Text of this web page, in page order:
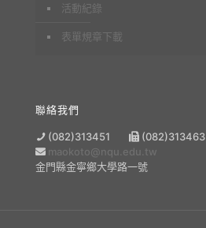
活動紀錄
表單規章下載
聯絡我們
(082)313451
(082)313463
maokoto@nqu.edu.tw
金門縣金寧鄉大學路一號